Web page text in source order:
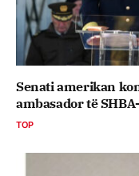
Senati amerikan
ambasador të
TOP